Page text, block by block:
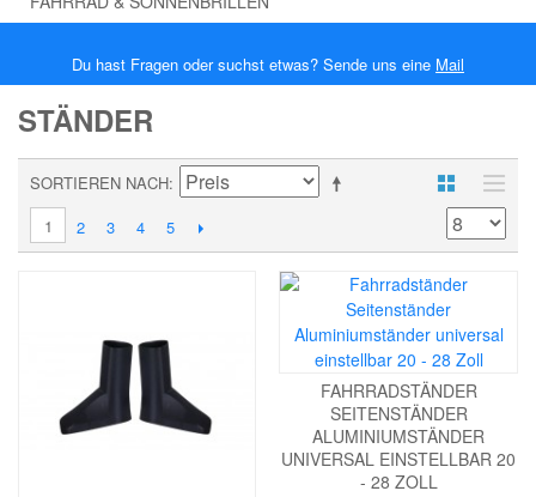
Du hast Fragen oder suchst etwas? Sende uns eine Mail
STÄNDER
SORTIEREN NACH
1
2 3 4 5
FAHRRADSTÄNDER
SEITENSTÄNDER
ALUMINIUMSTÄNDER
UNIVERSAL EINSTELLBAR 20
- 28 ZOLL